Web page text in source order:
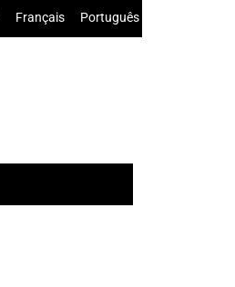
Français Português